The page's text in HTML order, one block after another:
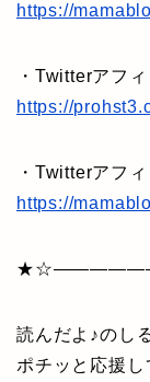
https://
・Twitterアフ
https://
・Twitterアフ
https://
読んだよ♪のし
ポチッと応援し